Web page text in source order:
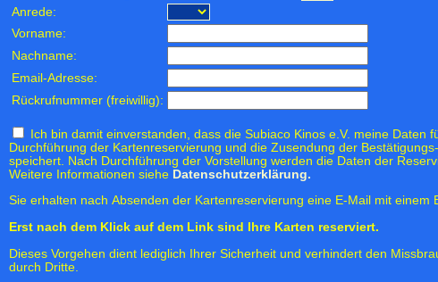
Anrede:
Vorname:
Nachname:
Email-Adresse:
Rückrufnummer (freiwillig):
Ich bin damit einverstanden, dass die Subiaco Kinos e.V. meine Daten
Durchführung der Kartenreservierung und die Zusendung der
speichert. Nach Durchführung der Vorstellung werden die Daten der
Weitere Informationen siehe Datenschutzerklärung.
Sie erhalten nach Absenden der Kartenreservierung eine E-Mail mit einem
Erst nach dem Klick auf dem Link sind Ihre Karten reserviert.
Dieses Vorgehen dient lediglich Ihrer Sicherheit und verhindert den
durch Dritte.